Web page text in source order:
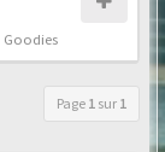
Goodies
Page 1 sur 1